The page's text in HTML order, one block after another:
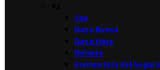
Cox
Daya Nueva
Daya Vieja
Dolores
Formentera del Segura